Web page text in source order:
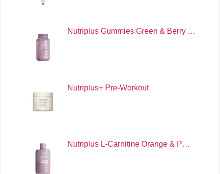
Nutriplus Gummies Green & Berry …
Nutriplus+ Pre-Workout
Nutriplus L-Carnitine Orange & P…